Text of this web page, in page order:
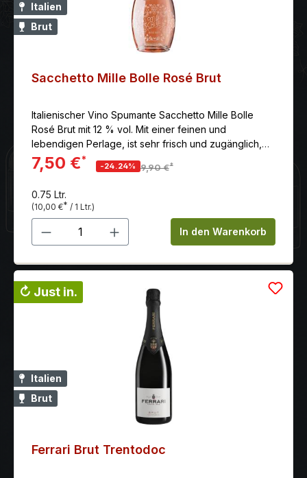
Italien
Brut
Sacchetto Mille Bolle Rosé Brut
Italienischer Vino Spumante Sacchetto Mille Bolle
Rosé Brut mit 12 % vol. Mit einer feinen und
lebendigen Perlage, ist sehr frisch und zugänglich,
dabei finessenreich mit ausgewogenem Säurespiel.
7,50 €*
-24.24% 9,90 €*
0.75 Ltr.
(10,00 €* / 1 Ltr.)
Produkt Anzahl: Gib denIn den Warenkorb
↻ Just in.
Italien
Brut
Ferrari Brut Trentodoc